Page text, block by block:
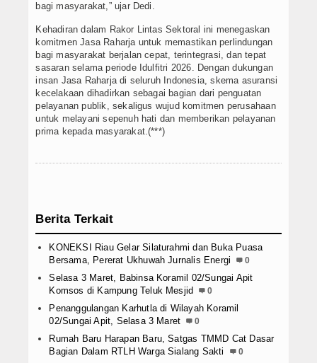
bagi masyarakat,” ujar Dedi.
Kehadiran dalam Rakor Lintas Sektoral ini menegaskan
komitmen Jasa Raharja untuk memastikan perlindungan
bagi masyarakat berjalan cepat, terintegrasi, dan tepat
sasaran selama periode Idulfitri 2026. Dengan dukungan
insan Jasa Raharja di seluruh Indonesia, skema asuransi
kecelakaan dihadirkan sebagai bagian dari penguatan
pelayanan publik, sekaligus wujud komitmen perusahaan
untuk melayani sepenuh hati dan memberikan pelayanan
prima kepada masyarakat.(***)
Berita Terkait
KONEKSI Riau Gelar Silaturahmi dan Buka Puasa
Bersama, Pererat Ukhuwah Jurnalis Energi
0
Selasa 3 Maret, Babinsa Koramil 02/Sungai Apit
Komsos di Kampung Teluk Mesjid
0
Penanggulangan Karhutla di Wilayah Koramil
02/Sungai Apit, Selasa 3 Maret
0
Rumah Baru Harapan Baru, Satgas TMMD Cat Dasar
Bagian Dalam RTLH Warga Sialang Sakti
0